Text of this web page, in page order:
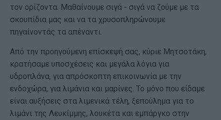
τον ορίζοντα. Μαθαίνουμε σιγά - σιγά να ζούμε με τα
σκουπίδια μας και να τα χρυσοπληρώνουμε
πηγαίνοντάς τα απέναντι.
Από την προηγούμενη επίσκεψή σας, κύριε Μητσοτάκη,
κρατήσαμε υποσχέσεις και μεγάλα λόγια για
υδροπλάνα, για απρόσκοπτη επικοινωνία με την
ενδοχώρα, για λιμάνια και μαρίνες. Το μόνο που είδαμε
είναι αυξήσεις στα λιμενικά τέλη, ξεπούλημα για το
λιμάνι της Λευκίμμης, λουκέτα και εμπάργκο στην